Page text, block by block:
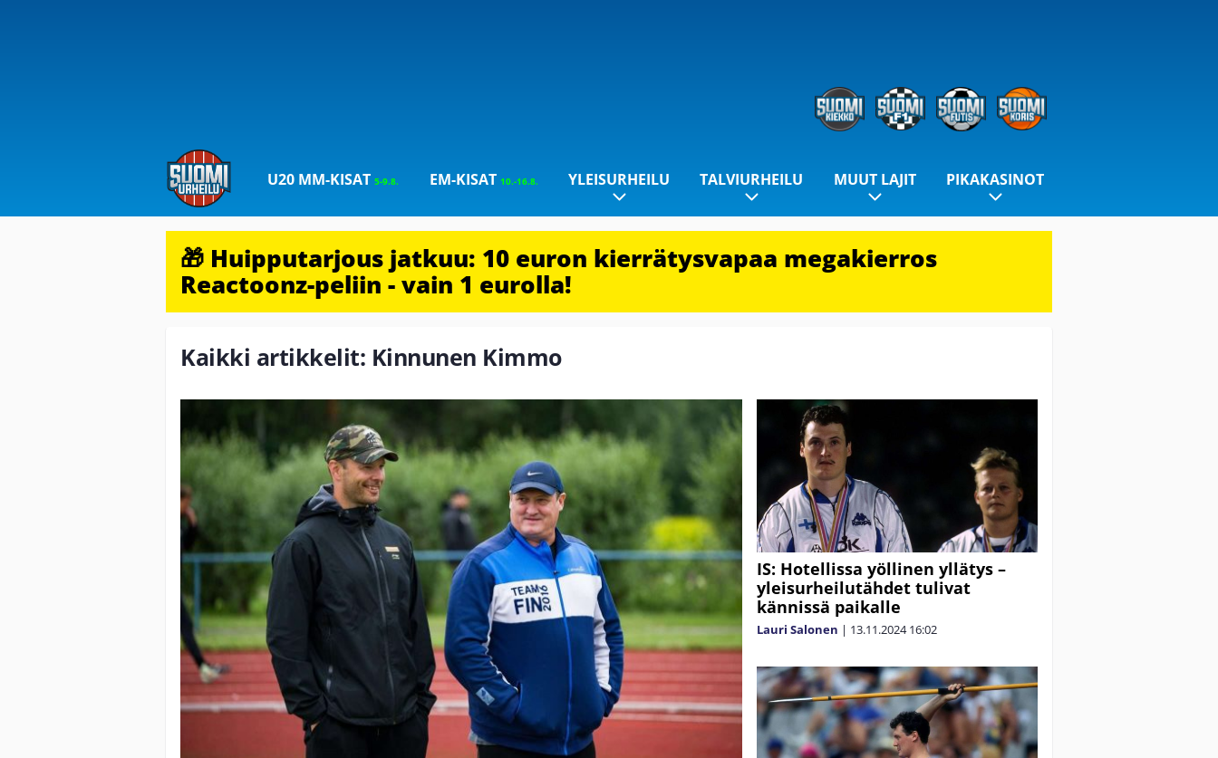
U20 MM-KISAT5-9.8. EM-KISAT 10.-16.8. YLEISURHEILU TALVIURHEILU MUUT LAJIT PIKAKASINOT
🎁 Huipputarjous jatkuu: 10 euron kierrätysvapaa megakierros
Reactoonz-peliin - vain 1 eurolla!
Kaikki artikkelit: Kinnunen Kimmo
IS: Hotellissa yöllinen yllätys –
yleisurheilutähdet tulivat
kännissä paikalle
Lauri Salonen | 13.11.2024 16:02